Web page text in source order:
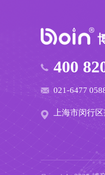
400
021-6477
上海市闵行